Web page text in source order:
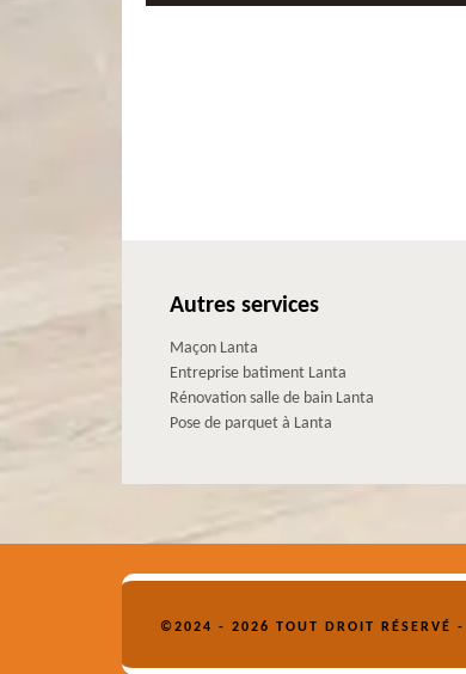
Autres services
Maçon Lanta
Entreprise batiment Lanta
Rénovation salle de bain Lanta
Pose de parquet à Lanta
©2024 - 2026 TOUT DROIT RÉSERVÉ -